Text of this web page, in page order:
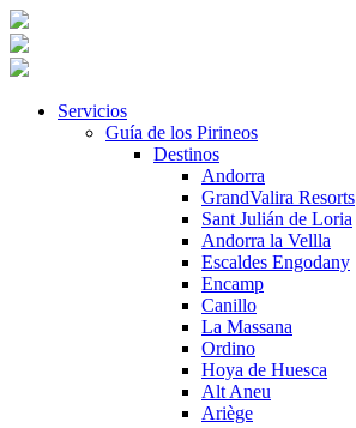
Servicios
Guía de los Pirineos
Destinos
Andorra
GrandValira Resorts
Sant Julián de Loria
Andorra la Vellla
Escaldes Engodany
Encamp
Canillo
La Massana
Ordino
Hoya de Huesca
Alt Aneu
Ariège